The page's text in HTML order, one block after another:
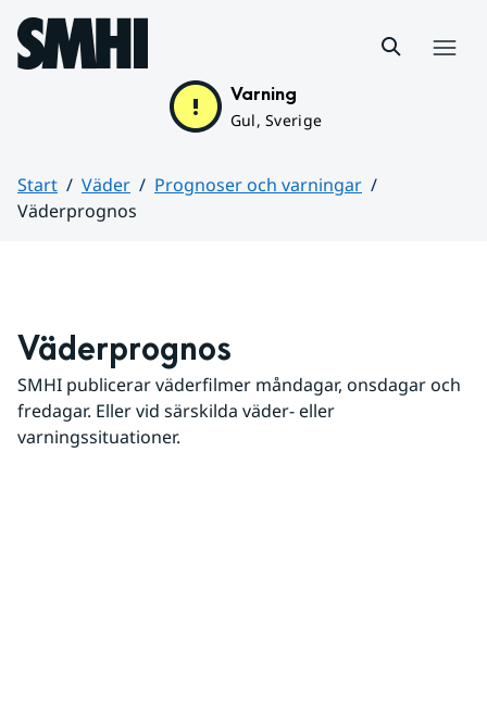
Hoppa till sidans innehåll
Varning
Gul, Sverige
Start Väder
Prognoser och varningar
Väderprognos
Väderprognos
SMHI publicerar väderfilmer måndagar, onsdagar och
fredagar. Eller vid särskilda väder- eller
varningssituationer.